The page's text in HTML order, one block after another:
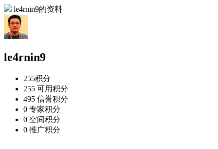
le4rnin9的资料
le4rnin9
255积分
255 可用积分
495 信誉积分
0 专家积分
0 空间积分
0 推广积分